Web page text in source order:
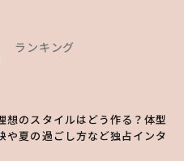
ランキング
想のスタイルはどう作る？体型
や夏の過ごし方など独占インタ
ランキング
ィ】がスシローと初コラボ♡
るメニュー＆限定グッズを総
ランキング
長濱ねるとロマンティックトラ
め｜2026秋の新作コーデ4選